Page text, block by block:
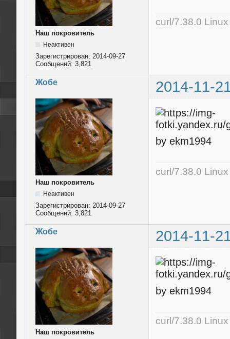
Наш покровитель
Неактивен
Зарегистрирован: 2014-09-27
Сообщений: 3,821
curl/7.38.0
Жобе 2014-11-
Наш покровитель
Неактивен
Зарегистрирован: 2014-09-27
Сообщений: 3,821
by ekm1994
curl/7.38.0
Жобе 2014-11-
Наш покровитель
by ekm1994
curl/7.38.0